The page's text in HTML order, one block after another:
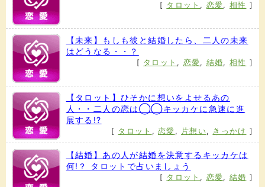
[ タロット , 恋愛, 相性 ]
【未来】もしも彼と結婚したら、二人の未来
はどうなる・・？
[ タロット , 恋愛, 結婚, 相性 ]
【タロット】ひそかに想いをよせるあの
人・・二人の恋は◯◯キッカケに急速に進
展する!?
[ タロット ,恋愛 , 片想い, きっかけ ]
【結婚】あの人が結婚を決意するキッカケは
何!？ タロットで占いましょう
[ タロット , 恋愛, 結婚 ]